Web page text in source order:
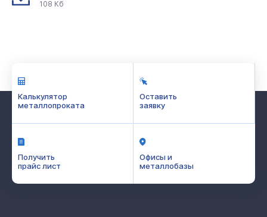
108 Кб
Калькулятор
металлопроката
Оставить
заявку
Получить
прайс лист
Офисы и
металлобазы